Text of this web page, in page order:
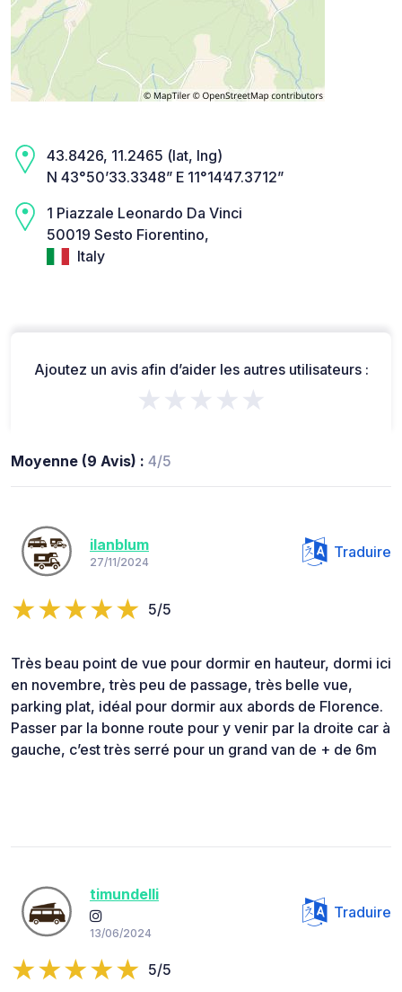
43.8426, 11.2465 (lat, lng)
N 43°50’33.3348” E 11°14’47.3712”
1 Piazzale Leonardo Da Vinci
50019 Sesto Fiorentino,
Italy
Ajoutez un avis afin d’aider les autres utilisateurs :
★★★★★
Moyenne (9 Avis) : 4/5
ilanblum
27/11/2024
Traduire
5/5
Très beau point de vue pour dormir en hauteur, dormi ici
en novembre, très peu de passage, très belle vue,
parking plat, idéal pour dormir aux abords de Florence.
Passer par la bonne route pour y venir par la droite car à
gauche, c’est très serré pour un grand van de + de 6m
timundelli
13/06/2024
Traduire
5/5